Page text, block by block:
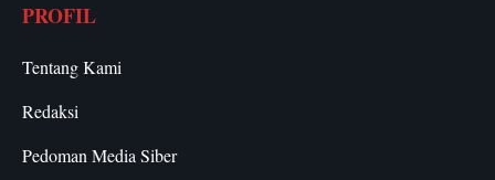
PROFIL
Tentang Kami
Redaksi
Pedoman Media Siber